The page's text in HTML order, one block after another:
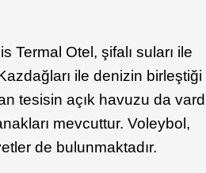
Termal Otel, şifalı suları ile
ile denizin birleştiği
tesisin açık havuzu da
mevcuttur. Voleybol,
de bulunmaktadır.